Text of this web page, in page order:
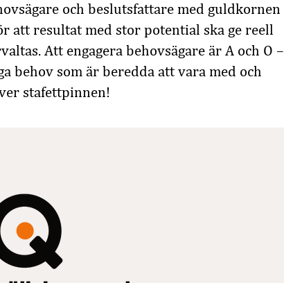
och beslutsfattare med guldkornen
att resultat med stor potential ska ge reell
Att engagera behovsägare är A och O –
behov som är beredda att vara med och
stafettpinnen!